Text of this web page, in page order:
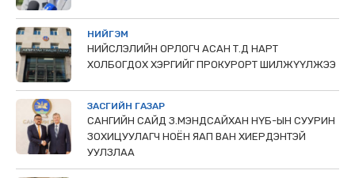
НИЙГЭМ
НИЙСЛЭЛИЙН ОРЛОГЧ АСАН Т.Д НАРТ
ХОЛБОГДОХ ХЭРГИЙГ ПРОКУРОРТ ШИЛЖҮҮЛЖЭЭ
ЗАСГИЙН ГАЗАР
САНГИЙН САЙД З.МЭНДСАЙХАН НҮБ-ЫН СУУРИН
ЗОХИЦУУЛАГЧ НОЁН ЯАП ВАН ХИЕРДЭНТЭЙ
УУЛЗЛАА